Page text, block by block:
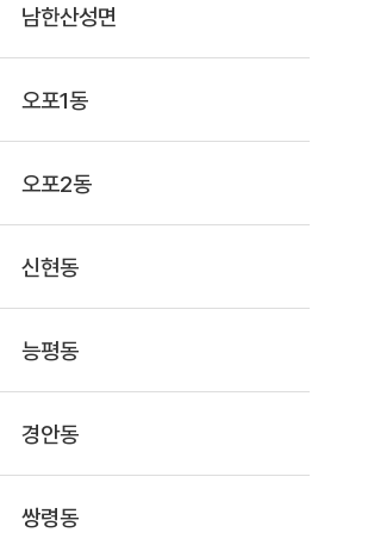
남한산성면
오포1동
오포2동
신현동
능평동
경안동
쌍령동